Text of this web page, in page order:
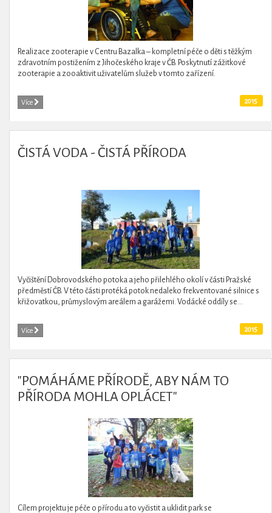
Realizace zooterapie v Centru Bazalka – kompletní péče o děti s těžkým
zdravotním postižením z Jihočeského kraje v ČB. Poskytnutí zážitkové
zooterapie a zooaktivit uživatelům služeb v tomto zařízení.
Více 2015
ČISTÁ VODA - ČISTÁ PŘÍRODA
Vyčištění Dobrovodského potoka a jeho přilehlého okolí v části Pražské
předměstí ČB. V této části protéká potok nedaleko frekventované silnice s
křižovatkou, průmyslovým areálem a garážemi. Vodácké oddíly se...
Více 2015
"POMÁHÁME PŘÍRODĚ, ABY NÁM TO
PŘÍRODA MOHLA OPLÁCET"
Cílem projektu je péče o přírodu a to vyčistit a uklidit park se